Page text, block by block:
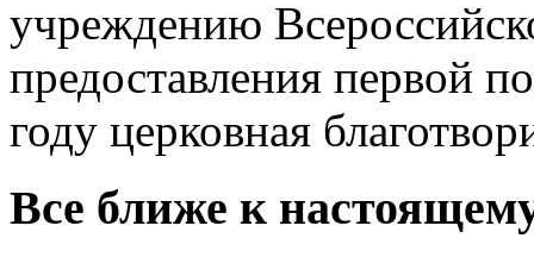
учреждению
предоставления первой
году церковная
Все ближе к